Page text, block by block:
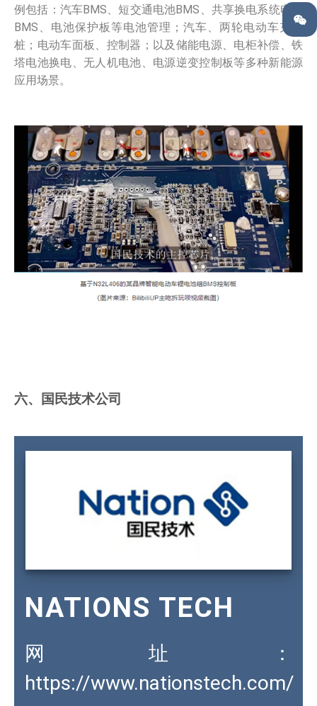
例包括：汽车BMS、短交通电池BMS、共享换电系统电池
BMS、电池保护板等电池管理；汽车、两轮电动车充电
桩；电动车面板、控制器；以及储能电源、电柜补偿、铁
塔电池换电、无人机电池、电源逆变控制板等多种新能源
应用场景。
六、国民技术公司
NATIONS TECH
网址：
https://www.nationstech.com/